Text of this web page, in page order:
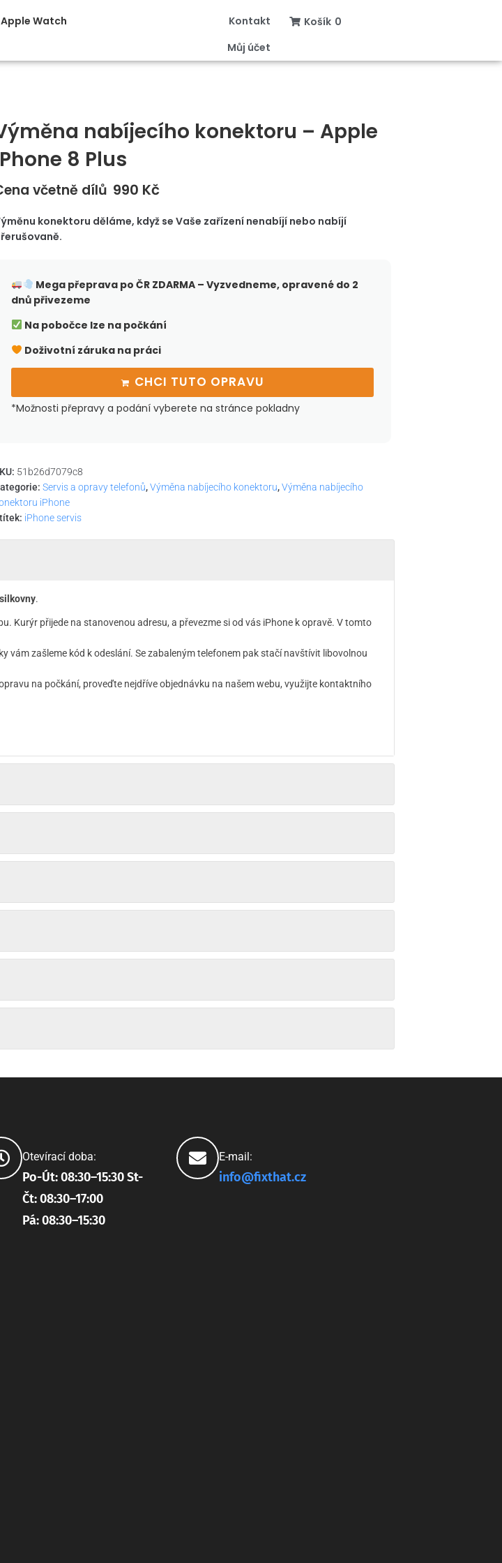
Watch
Kontakt
Můj účet
Košík 0
nabíjecího konektoru – Apple
8 Plus
včetně dílů 990 Kč
konektoru děláme, když se Vaše zařízení nenabíjí nebo nabíjí
Mega přeprava po ČRZDARMA – Vyzvedneme, opravené do 2
dnů přivezeme
Na pobočce lze na počkání
Doživotní záruka na práci
CHCI TUTO OPRAVU
*Možnosti přepravy a podání vyberete na stránce pokladny
51b26d7079c8
Servis a opravy telefonů,Výměna nabíjecího konektoru,Výměna nabíjecího
iPhone
iPhone servis
.
Kurýr přijede na stanovenou adresu, a převezme si od vás iPhone k opravě. V tomto
vám zašleme kód k odeslání. Se zabaleným telefonem pak stačí navštívit libovolnou
na počkání, proveďte nejdříve objednávku na našem webu, využijte kontaktního
Otevírací doba:
Po-Út: 08:30–15:30 St-
Čt: 08:30–17:00
Pá: 08:30–15:30
E-mail:
info@fixthat.cz